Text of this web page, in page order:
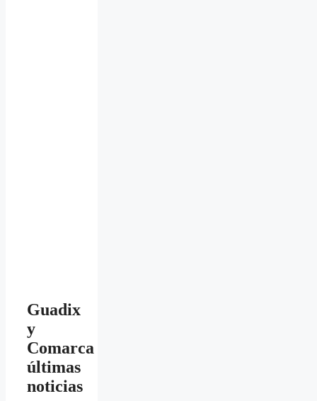
Guadix
y
Comarca
últimas
noticias